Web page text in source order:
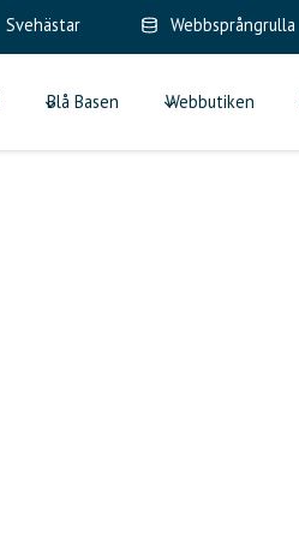
Svehästar Webbsprångrulla
Blå Basen Webbutiken